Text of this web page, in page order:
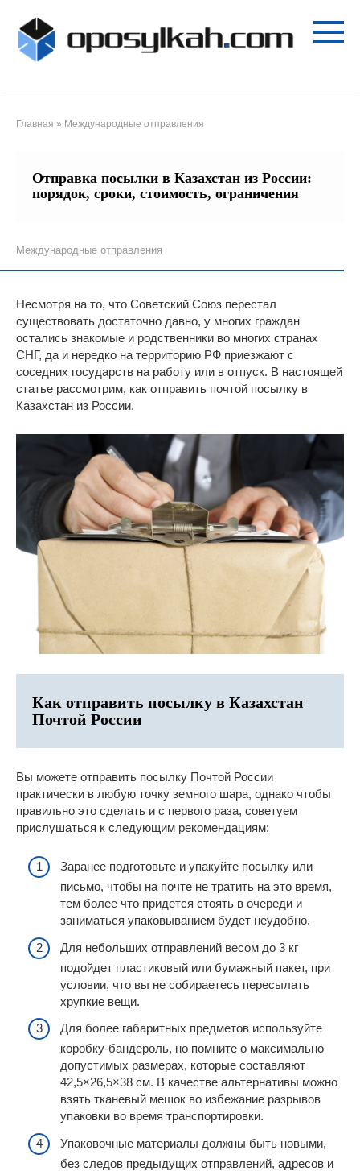
контенту
Главная » Международные отправления
Отправка посылки в Казахстан из России:
порядок, сроки, стоимость, ограничения
Международные отправления
Несмотря на то, что Советский Союз перестал
существовать достаточно давно, у многих граждан
остались знакомые и родственники во многих странах
СНГ, да и нередко на территорию РФ приезжают с
соседних государств на работу или в отпуск. В настоящей
статье рассмотрим, как отправить почтой посылку в
Казахстан из России.
Как отправить посылку в Казахстан
Почтой России
Вы можете отправить посылку Почтой России
практически в любую точку земного шара, однако чтобы
правильно это сделать и с первого раза, советуем
прислушаться к следующим рекомендациям:
Заранее подготовьте и упакуйте посылку или
письмо, чтобы на почте не тратить на это время,
тем более что придется стоять в очереди и
заниматься упаковыванием будет неудобно.
Для небольших отправлений весом до 3 кг
подойдет пластиковый или бумажный пакет, при
условии, что вы не собираетесь пересылать
хрупкие вещи.
Для более габаритных предметов используйте
коробку-бандероль, но помните о максимально
допустимых размерах, которые составляют
42,5×26,5×38 см. В качестве альтернативы можно
взять тканевый мешок во избежание разрывов
упаковки во время транспортировки.
Упаковочные материалы должны быть новыми,
без следов предыдущих отправлений, адресов и